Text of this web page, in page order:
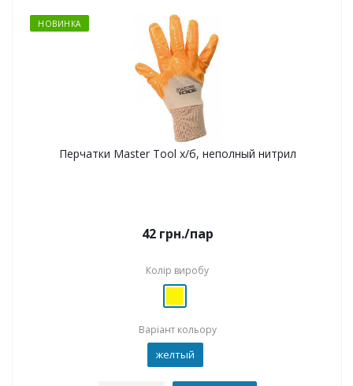
НОВИНКА
Перчатки Master Tool х/б, неполный нитрил
42грн./пар
Колір виробу
Варіант кольору
желтый